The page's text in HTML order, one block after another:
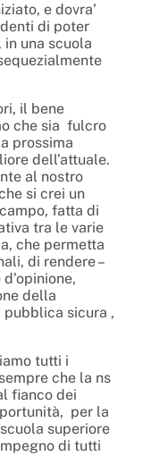
e dovra’
di poter
una scuola
il bene
che sia fulcro
prossima
dell’attuale.
al nostro
si crei un
fatta di
tra le varie
che permetta
di rendere –
della
sicura ,
tutti i
che la ns
fianco dei
per la
superiore
di tutti